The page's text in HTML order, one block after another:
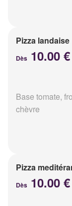
Pizza landaise
Dès 10.00 €
Base tomate,
chèvre
Pizza
Dès 10.00 €